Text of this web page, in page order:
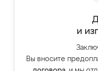
и
Вы вносите